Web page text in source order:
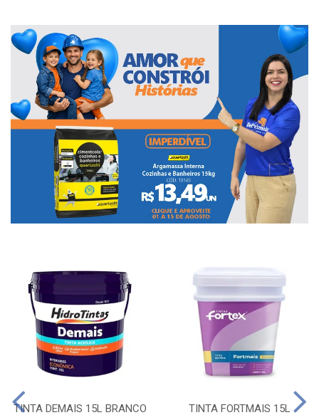
TINTA DEMAIS 15L BRANCO TINTA FORTMAIS 15L